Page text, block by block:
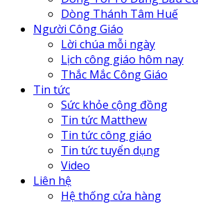
Dòng Thánh Tâm Huế
Người Công Giáo
Lời chúa mỗi ngày
Lịch công giáo hôm nay
Thắc Mắc Công Giáo
Tin tức
Sức khỏe cộng đồng
Tin tức Matthew
Tin tức công giáo
Tin tức tuyển dụng
Video
Liên hệ
Hệ thống cửa hàng